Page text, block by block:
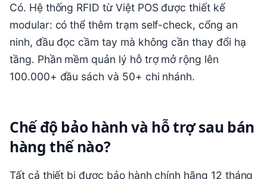
Có. Hệ thống RFID từ Việt POS được thiết kế
modular: có thể thêm trạm self-check, cổng an
ninh, đầu đọc cầm tay mà không cần thay đổi hạ
tầng. Phần mềm quản lý hỗ trợ mở rộng lên
100.000+ đầu sách và 50+ chi nhánh.
Chế độ bảo hành và hỗ trợ sau bán
hàng thế nào?
Tất cả thiết bị được bảo hành chính hãng 12 tháng